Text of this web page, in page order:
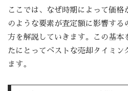
ここでは、なぜ時期によって価格
のような要素が査定額に影響する
方を解説していきます。この基本
たにとってベストな売却タイミン
ます。